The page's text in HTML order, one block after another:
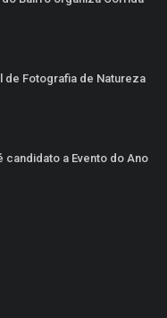
de Fotografia de Natureza
candidato a Evento do Ano